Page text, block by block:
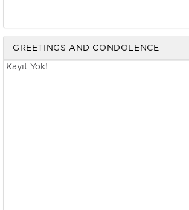
GREETINGS AND CONDOLENCE
Kayıt Yok!